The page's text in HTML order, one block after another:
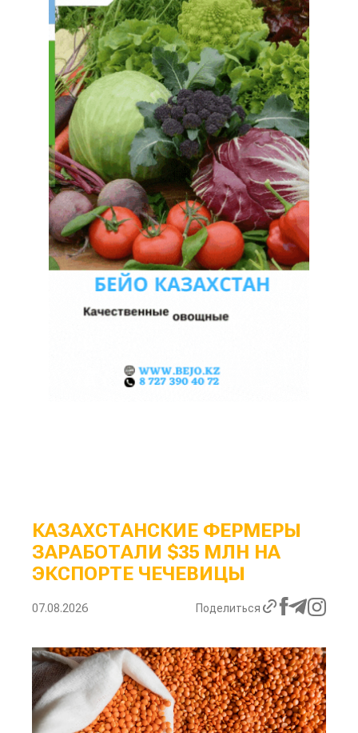
КАЗАХСТАНСКИЕ ФЕРМЕРЫ
ЗАРАБОТАЛИ $35 МЛН НА
ЭКСПОРТЕ ЧЕЧЕВИЦЫ
07.08.2026 Поделиться